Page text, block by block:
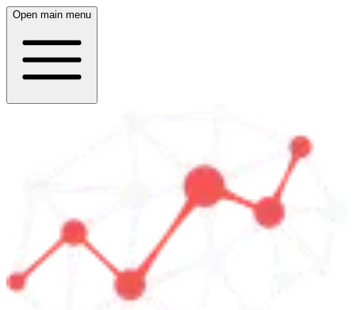
Open main menu